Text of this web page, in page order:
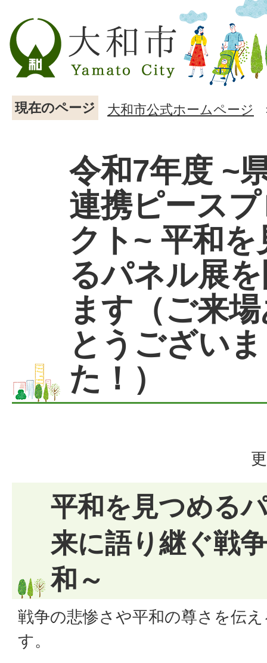
現在のページ 大和市公式ホームページ
令和7年度 ~
連携ピース
クト~ 平和を
るパネル展
ます（ご来
とうござい
た！）
平和を見つめる
来に語り継ぐ戦
和～
戦争の悲惨さや平和の尊さを伝
す。